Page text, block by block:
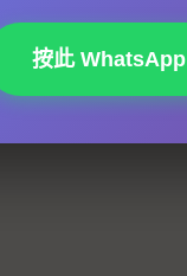
星象變化。例如
頭有暗瘡或者紅
係事業有成嘅象
按此